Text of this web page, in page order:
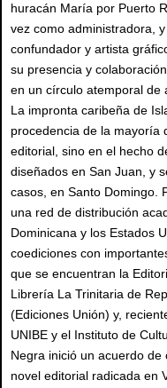
huracán María por Puerto
vez como administradora,
confundador y artista
su presencia y
en un círculo atemporal de
La impronta caribeña de
procedencia de la mayoría
editorial, sino en el hecho
diseñados en San Juan, y
casos, en Santo Domingo.
una red de distribución
Dominicana y los Estados
coediciones con
que se encuentran la
Librería La Trinitaria de
(Ediciones Unión) y,
UNIBE y el Instituto de
Negra inició un acuerdo
novel editorial radicada en